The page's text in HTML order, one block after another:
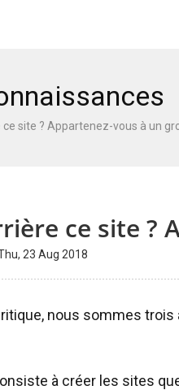
ce site ? Appartenez-vous à un
ce site ?
23 Aug 2018
nous sommes
à créer les sites